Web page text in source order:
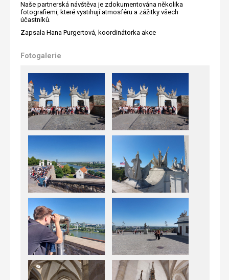
Naše partnerská návštěva je zdokumentována několika
fotografiemi, které vystihují atmosféru a zážitky všech
účastníků.
Zapsala Hana Purgertová, koordinátorka akce
Fotogalerie